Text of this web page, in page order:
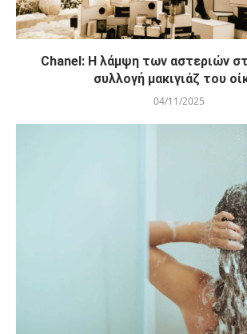
Chanel: Η λάμψη των αστεριών
συλλογή μακιγιάζ του
04/11/2025